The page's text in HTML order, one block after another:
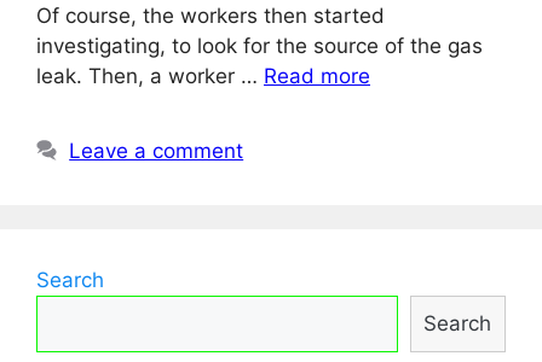
Of course, the workers then started
investigating, to look for the source of the gas
leak. Then, a worker … Read more
Leave a comment
Search
Search